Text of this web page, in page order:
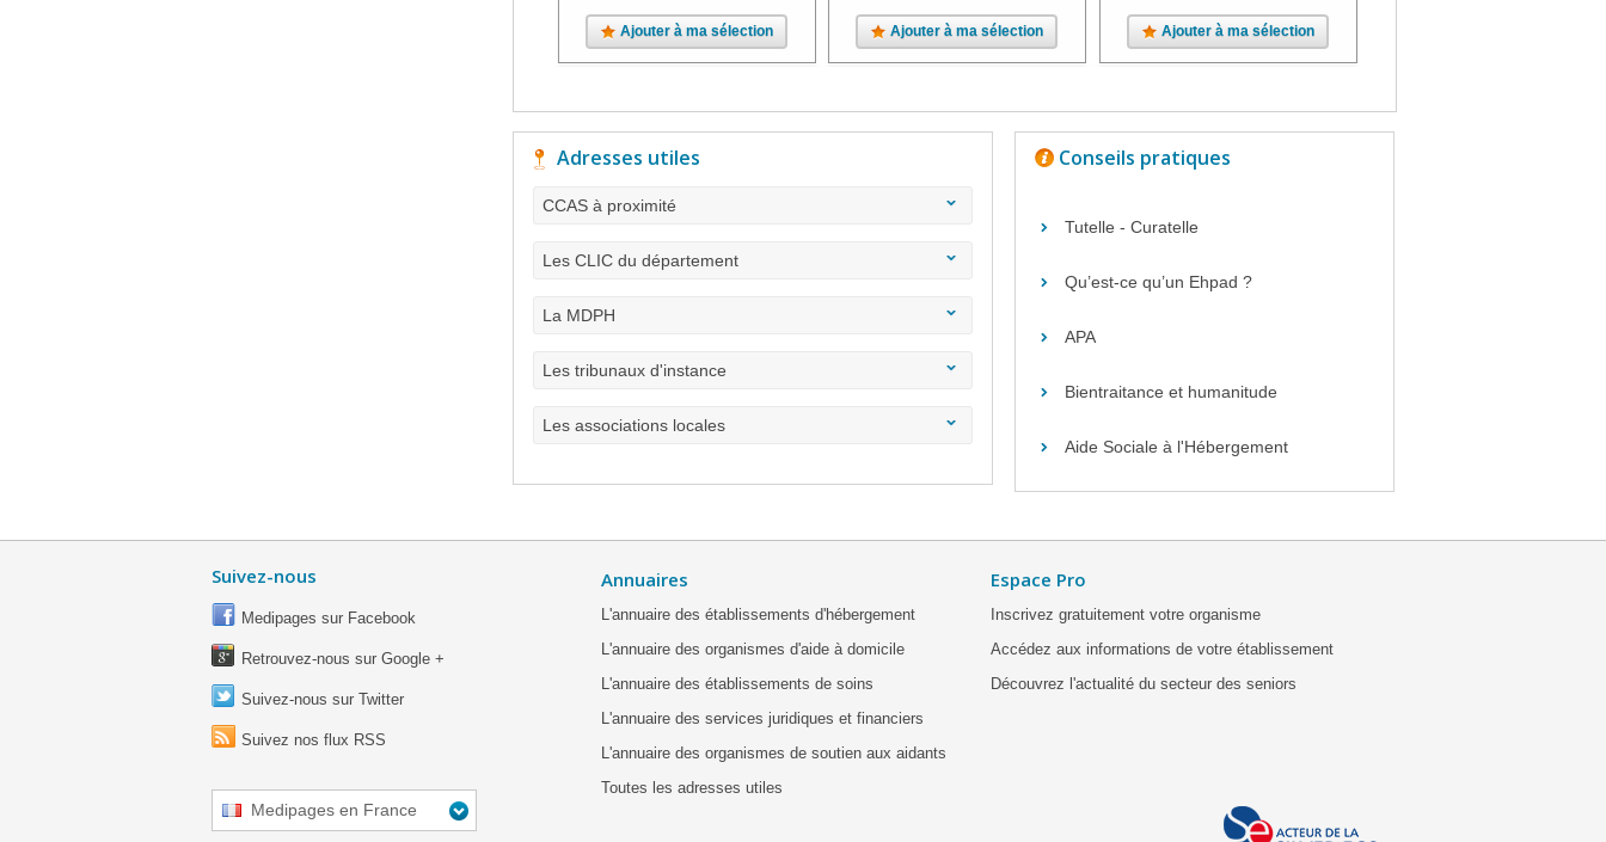
Ajouter à ma sélection Ajouter à ma sélection Ajouter à ma sélection
Adresses utiles
CCAS à proximité
Les CLIC du département
La MDPH
Les tribunaux d'instance
Les associations locales
Conseils pratiques
Tutelle - Curatelle
Qu’est-ce qu’un Ehpad ?
APA
Bientraitance et humanitude
Aide Sociale à l'Hébergement
Suivez-nous
Medipages sur Facebook
Retrouvez-nous sur Google +
Suivez-nous sur Twitter
Suivez nos flux RSS
Medipages en France
Annuaires
L'annuaire des établissements d'hébergement
L'annuaire des organismes d'aide à domicile
L'annuaire des établissements de soins
L'annuaire des services juridiques et financiers
L'annuaire des organismes de soutien aux aidants
Toutes les adresses utiles
Espace Pro
Inscrivez gratuitement votre organisme
Accédez aux informations de votre établissement
Découvrez l'actualité du secteur des seniors